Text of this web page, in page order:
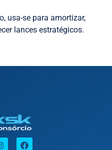
usa-se para amortizar,
lances estratégicos.